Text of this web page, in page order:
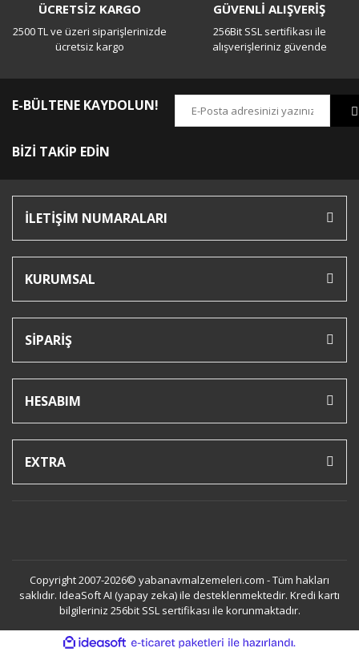
ÜCRETSİZ KARGO
2500 TL ve üzeri siparişlerinizde
ücretsiz kargo
GÜVENLİ ALIŞVERİŞ
256Bit SSL sertifikası ile
alışverişleriniz güvende
E-BÜLTENE KAYDOLUN!
BİZİ TAKİP EDİN
İLETİŞİM NUMARALARI
KURUMSAL
SİPARİŞ
HESABIM
EXTRA
Copyright 2007-2026© yabanavmalzemeleri.com - Tüm hakları
saklıdır. IdeaSoft AI (yapay zeka) ile desteklenmektedir. Kredi kartı
bilgileriniz 256bit SSL sertifikası ile korunmaktadır.
ideasoft e-